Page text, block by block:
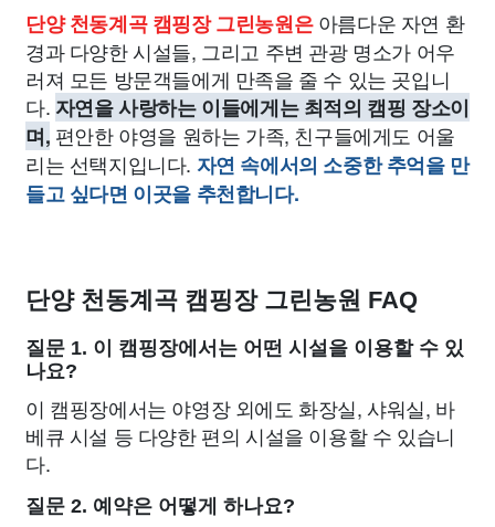
단양 천동계곡 캠핑장 그린농원은아름다운 자연 환
경과 다양한 시설들, 그리고 주변 관광 명소가 어우
러져 모든 방문객들에게 만족을 줄 수 있는 곳입니
다. 자연을 사랑하는 이들에게는 최적의 캠핑 장소이
며, 편안한 야영을 원하는 가족, 친구들에게도 어울
리는 선택지입니다. 자연 속에서의 소중한 추억을 만
들고 싶다면 이곳을 추천합니다.
단양 천동계곡 캠핑장 그린농원 FAQ
질문 1. 이 캠핑장에서는 어떤 시설을 이용할 수 있
나요?
이 캠핑장에서는 야영장 외에도 화장실, 샤워실, 바
베큐 시설 등 다양한 편의 시설을 이용할 수 있습니
다.
질문 2. 예약은 어떻게 하나요?